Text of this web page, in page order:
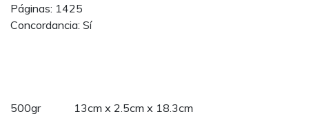
Páginas: 1425
Concordancia: Sí
500gr 13cm x 2.5cm x 18.3cm